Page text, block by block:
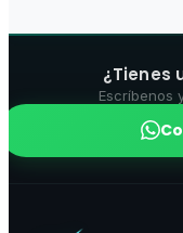
¿Tienes
Escríbenos